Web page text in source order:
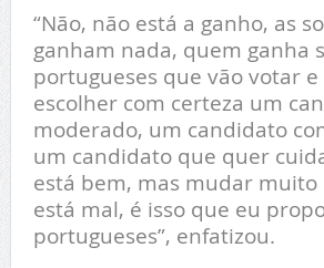
“Não, não está a ganho, as
ganham nada, quem ganha
portugueses que vão votar
escolher com certeza um
moderado, um candidato
um candidato que quer
está bem, mas mudar
está mal, é isso que eu
portugueses”, enfatizou.